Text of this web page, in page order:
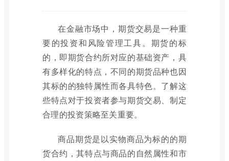
在金融市场中，期货交易是一种重
要的投资和风险管理工具。期货的标
的，即期货合约所对应的基础资产，具
有多样化的特点，不同的期货品种也因
其标的的独特属性而各具特色。了解这
些特点对于投资者参与期货交易、制定
合理的投资策略至关重要。
商品期货是以实物商品为标的的期
货合约，其特点与商品的自然属性和市